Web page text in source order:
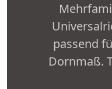
passend
Dornmaß.